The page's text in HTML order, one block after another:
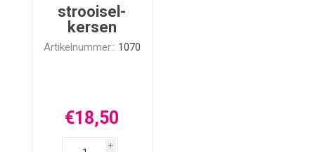
strooisel-
kersen
Artikelnummer:: 1070
€18,50
i